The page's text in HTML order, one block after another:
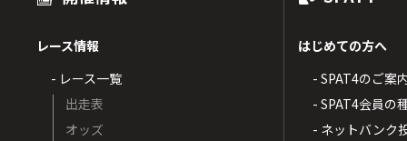
レース情報
- レース一覧
出走表
オッズ
はじめての方へ
- SPAT4のご案
- SPAT4会員の
- ネットバンク